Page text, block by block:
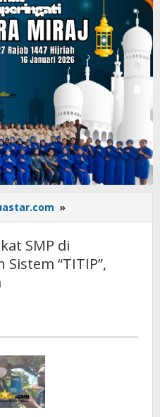
»
PPDB
SMP
di
Disdikbud
SMP di
“TITIP”,